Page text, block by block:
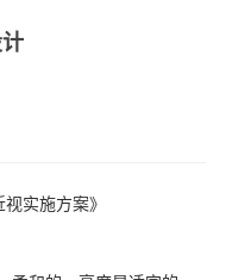
实施方案》